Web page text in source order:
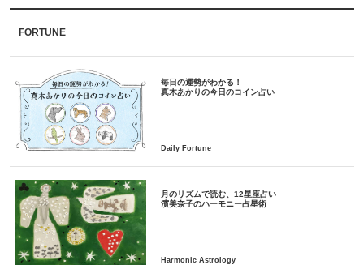
FORTUNE
毎日の運勢がわかる！
月のリズムで読む、12星座占い